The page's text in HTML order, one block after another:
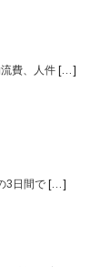
費、人件 […]
3日間で […]